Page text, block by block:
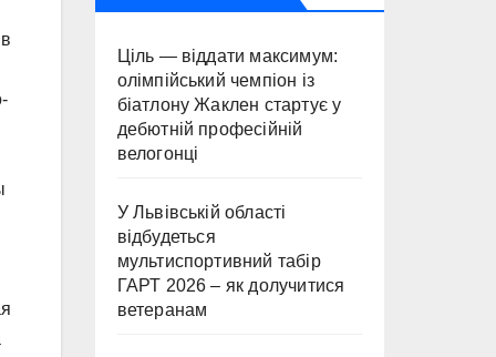
Ціль — віддати максимум:
олімпійський чемпіон із
біатлону Жаклен стартує у
дебютній професійній
велогонці
У Львівській області
відбудеться
мультиспортивний табір
ГАРТ 2026 – як долучитися
ветеранам